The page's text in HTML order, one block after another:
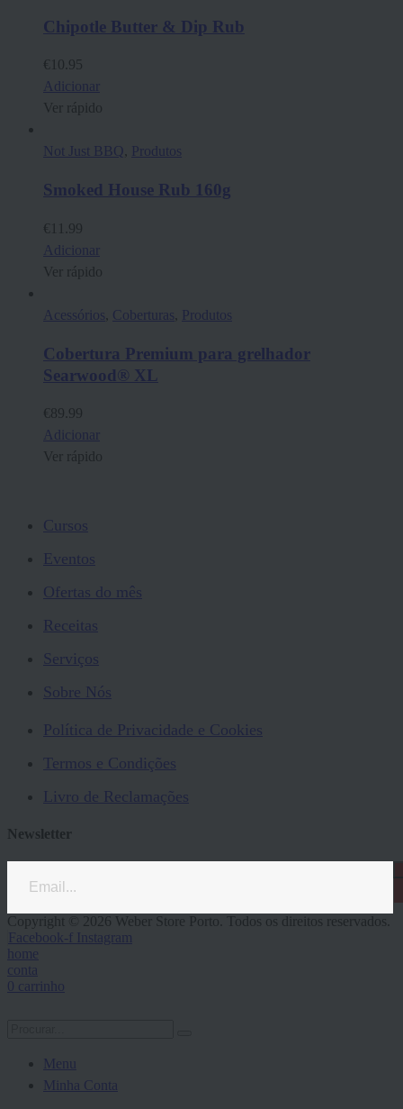
Chipotle Butter & Dip Rub
€
10.95
Adicionar
Ver rápido
Not Just BBQ , Produtos
Smoked House Rub 160g
€ 11.99
Adicionar
Ver rápido
Acessórios Coberturas Produtos
Cobertura Premium para grelhador
Searwood® XL
€ 89.99
Adicionar
Ver rápido
Cursos
Eventos
Ofertas do mês
Receitas
Serviços
Sobre Nós
Política de Privacidade e Cookies
Termos e Condições
Livro de Reclamações
Newsletter
Copyright © 2026 Weber Store Porto. Todos os direitos reservados.
Facebook-f Instagram
home
conta
0 carrinho
Menu
Minha Conta